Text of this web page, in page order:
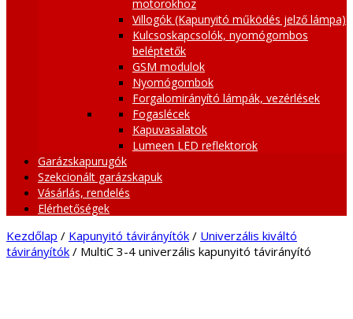
motorokhoz
Villogók (Kapunyitó működés jelző lámpa)
Kulcsoskapcsolók, nyomógombos
beléptetők
GSM modulok
Nyomógombok
Forgalomirányító lámpák, vezérlések
Fogaslécek
Kapuvasalatok
Lumeen LED reflektorok
Garázskapurugók
Szekcionált garázskapuk
Vásárlás, rendelés
Elérhetőségek
Kezdőlap / Kapunyitó távirányítók / Univerzális kiváltó
távirányítók / MultiC 3-4 univerzális kapunyitó távirányító